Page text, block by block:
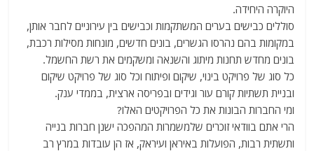
היוקרה היחידה.
סוללים כבישים בערים המשתקמות וכבישים בין עירוניים לחבר אותן,
במקומות בהם נהרסו הגשרים, בונים חדשים, מונחות מסילות רכבת,
בונים מחדש תחנות מיתוג והשנאה ומשקמים את רשת החשמל.
כל סוג של פרויקט בינוי, שיקום ופיתוח וכל סוג של פרויקט שיקום
ובניית תשתיות קורם עור וגידים ובפריסה ארצית, בממדי ענק.
ומי החברות הבונות את כל הפרויקטים האלו?
הרי אתם בוודאי זוכרים שלמשמרות המהפכה ישנן חברות בנייה
ותשתית רבות, הפועלות באיראן ועיראק, אז הן עובדות במרץ רב